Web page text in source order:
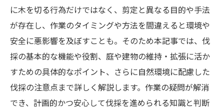
に木を切る行為だけではなく、剪定と異なる目的や手法
が存在し、作業のタイミングや方法を間違えると環境や
安全に悪影響を及ぼすことも。そのため本記事では、伐
採の基本的な機能や役割、庭や建物の維持・拡張に活か
すための具体的なポイント、さらに自然環境に配慮した
伐採の注意点まで詳しく解説します。作業の疑問が解消
でき、計画的かつ安心して伐採を進められる知識と判断